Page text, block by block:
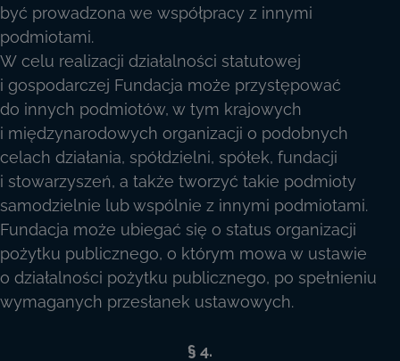
być prowadzona we współpracy z innymi
podmiotami.
W celu realizacji działalności statutowej
i gospodarczej Fundacja może przystępować
do innych podmiotów, w tym krajowych
i międzynarodowych organizacji o podobnych
celach działania, spółdzielni, spółek, fundacji
i stowarzyszeń, a także tworzyć takie podmioty
samodzielnie lub wspólnie z innymi podmiotami.
Fundacja może ubiegać się o status organizacji
pożytku publicznego, o którym mowa w ustawie
o działalności pożytku publicznego, po spełnieniu
wymaganych przesłanek ustawowych.
§ 4.